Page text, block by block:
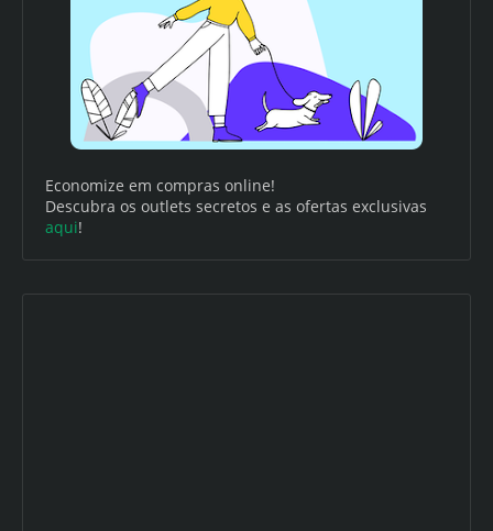
Economize em compras online!
Descubra os outlets secretos e as ofertas exclusivas
aqui!